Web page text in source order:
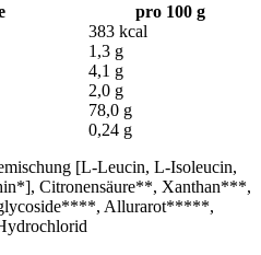
pro 100 g
383 kcal
1,3 g
4,1 g
2,0 g
78,0 g
0,24 g
[L-Leucin, L-Isoleucin,
Citronensäure**, Xanthan***,
Allurarot*****,